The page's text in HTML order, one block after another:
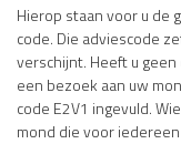
Hierop staan voor u de
code. Die adviescode
verschijnt. Heeft u geen
een bezoek aan uw
code E2V1 ingevuld.
mond die voor